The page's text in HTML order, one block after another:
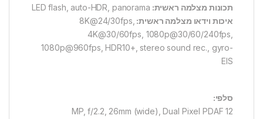
תכונות מצלמה ראשית: LED flash, auto-HDR, panorama
איכות וידאו מצלמה ראשית: 8K@24/30fps,
4K@30/60fps, 1080p@30/60/240fps,
1080p@960fps, HDR10+, stereo sound rec., gyro-
EIS
סלפי:
12 MP, f/2.2, 26mm (wide), Dual Pixel PDAF